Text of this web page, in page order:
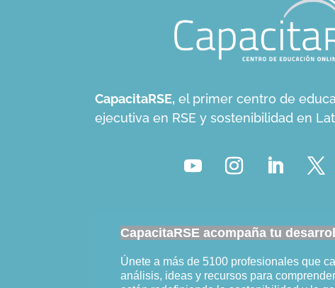
CapacitaRSE, el primer centro de
ejecutiva en RSE y sostenibilidad en
CapacitaRSE acompaña tu
Únete a más de 5100 profesionales que
análisis, ideas y recursos para